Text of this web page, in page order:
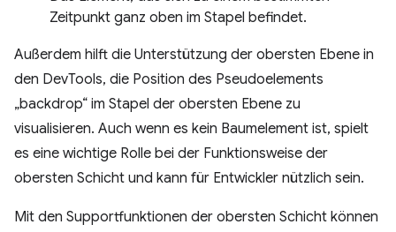
Zeitpunkt ganz oben im Stapel befindet.
Außerdem hilft die Unterstützung der obersten Ebene in
den DevTools, die Position des Pseudoelements
„backdrop“ im Stapel der obersten Ebene zu
visualisieren. Auch wenn es kein Baumelement ist, spielt
es eine wichtige Rolle bei der Funktionsweise der
obersten Schicht und kann für Entwickler nützlich sein.
Mit den Supportfunktionen der obersten Schicht können